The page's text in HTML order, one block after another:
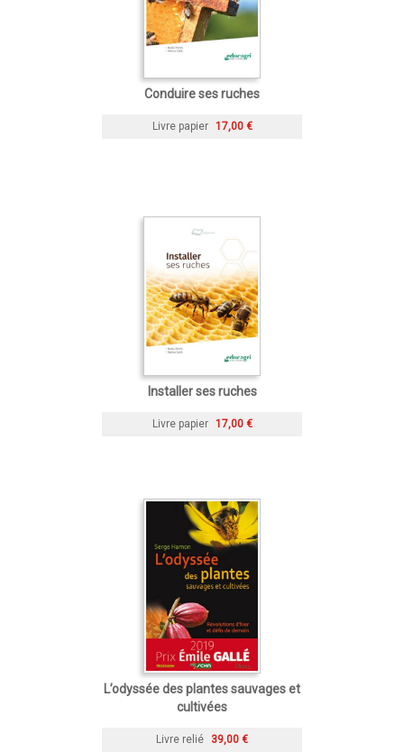
Conduire ses ruches
Livre papier 17,00 €
Installer ses ruches
Livre papier 17,00 €
L’odyssée des plantes sauvages et
cultivées
Livre relié 39,00 €